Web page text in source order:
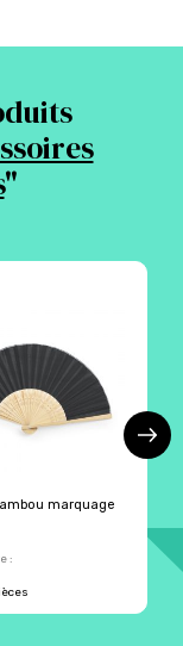
"
marquage
: